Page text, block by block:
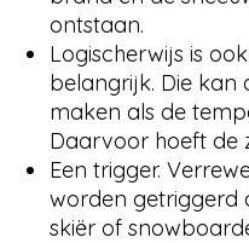
ontstaan.
Logischerwijs is
belangrijk. Die
maken als de
Daarvoor hoeft de
Een trigger.
worden getriggerd
skiër of